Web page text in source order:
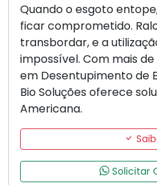
Quando o esgoto
ficar comprometido.
transbordar, e a
impossível. Com mais
em Desentupimento de
Bio Soluções oferece
Americana.
Solicitar